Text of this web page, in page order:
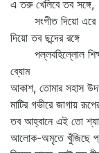
এ তরু খেলিবে তব সঙ্গে,
সংগীত দিয়ো এরে
দিয়ো তব ছন্দের রঙ্গে
পল্লবহিল্লোল
ব্যোম
আকাশ, তোমার সহাস
মাটির গভীরে জাগায়
তব আহ্বানে এই তো
আলোক-অমৃতে খুঁজিছে